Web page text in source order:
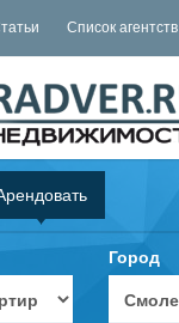
Список агентств
Город